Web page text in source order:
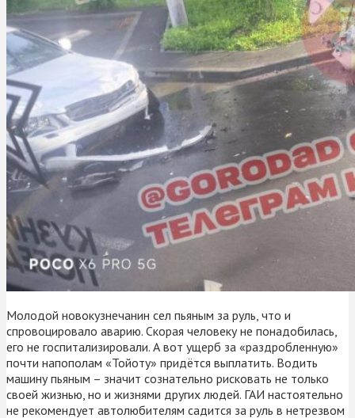
Молодой новокузнечанин сел пьяным за руль, что и
спровоцировало аварию. Скорая человеку не понадобилась,
его не госпитализировали. А вот ущерб за «раздробленную»
почти напополам «Тойоту» придётся выплатить. Водить
машину пьяным – значит сознательно рисковать не только
своей жизнью, но и жизнями других людей. ГАИ настоятельно
не рекомендует автолюбителям садится за руль в нетрезвом